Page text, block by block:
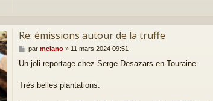
Re: émissions autour de la truffe
M
s
a
par melano» 11 mars 2024 09:51
Un joli reportage chez Serge Desazars en Touraine.
Très belles plantations.